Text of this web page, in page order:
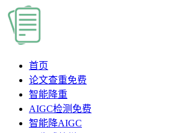
首页
论文查重免费
智能降重
AIGC检测 免费
智能降AIGC